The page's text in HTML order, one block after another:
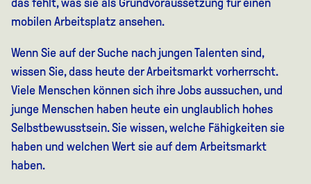
mobilen Arbeitsplatz ansehen.
Wenn Sie auf der Suche nach jungen Talenten sind,
wissen Sie, dass heute der Arbeitsmarkt vorherrscht.
Viele Menschen können sich ihre Jobs aussuchen, und
junge Menschen haben heute ein unglaublich hohes
Selbstbewusstsein. Sie wissen, welche Fähigkeiten sie
haben und welchen Wert sie auf dem Arbeitsmarkt
haben.